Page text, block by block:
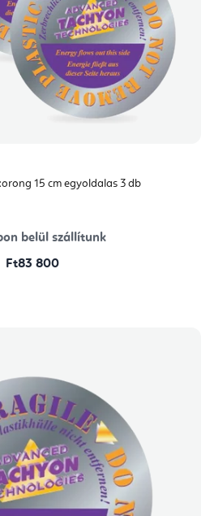
15 cm egyoldalas 3 db
belül szállítunk
Ft83 800